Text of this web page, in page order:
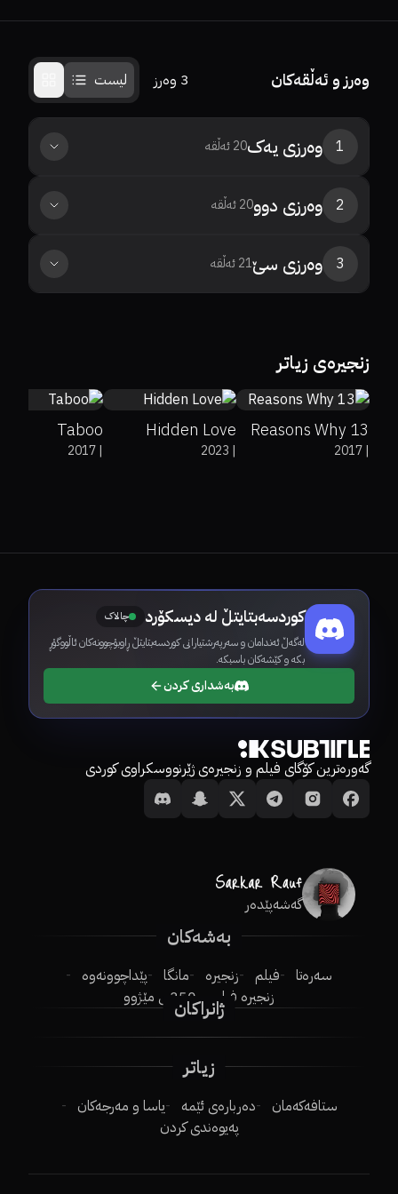
وەرز و ئەڵقەکان 3 وەرز لیست
1 وەرزی یەک20ئەڵقە
2 وەرزی دوو20ئەڵقە
3 وەرزی سێ21ئەڵقە
زنجیرەی زیاتر
13 Reasons Why
|
2017
Hidden Love
|
2023
Taboo
|
2017
کوردسەبتایتڵ لە دیسکۆرد چالاک
لەگەڵ ئەندامان و سەرپەرشتیارانی کوردسەبتایتڵ ڕاوبۆچوونەکان ئاڵووگۆڕ
بکە و کێشەکان باسبکە.
بەشداری کردن
گەورەترین کۆگای فیلم و زنجیرەی ژێرنووسکراوی کوردی
گەشەپێدەر
بەشەکان
سەرەتا فیلم زنجیرە مانگا
پێداچوونەوە
زنجیرە فیلم
250ـی مێژوو
ژانراکان
زیاتر
ستافەکەمان دەربارەی ئێمە
یاسا و مەرجەکان
پەیوەندی کردن